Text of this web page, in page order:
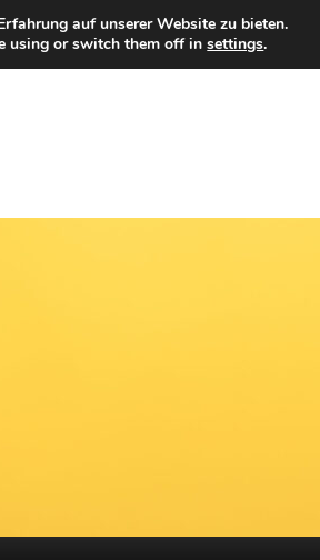
auf unserer Website zu bieten.
using or switch them off insettings.